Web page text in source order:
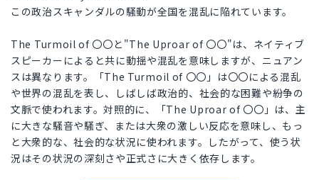
この政治スキャンダルの騒動が全国を混乱に陥れています。
The Turmoil of 〇〇と"The Uproar of 〇〇"は、ネイティブ
スピーカーによると共に動揺や混乱を意味しますが、ニュアン
スは異なります。「The Turmoil of 〇〇」は〇〇による混乱
や世界の混乱を表し、しばしば政治的、社会的な困難や紛争の
文脈で使われます。対照的に、「The Uproar of 〇〇」は、主
に大きな騒音や騒ぎ、または大衆の激しい反応を意味し、もっ
と大衆的な、社会的な状況に使われます。したがって、使う状
況はその状況の深刻さや正式さに大きく依存します。